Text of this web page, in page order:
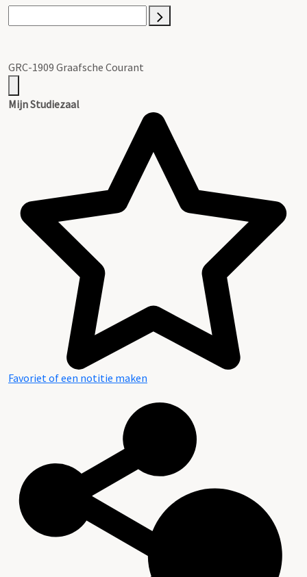
GRC-1909 Graafsche Courant
Mijn Studiezaal
Favoriet of een notitie maken